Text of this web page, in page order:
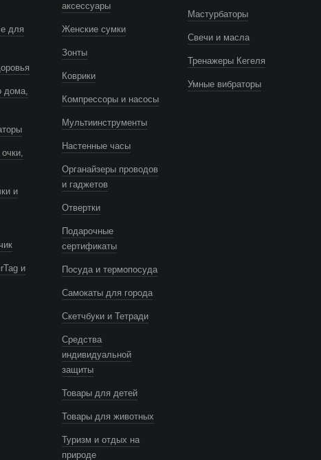
для
дома,
и
и
аксессуары
Женские сумки
Зонты
Коврики
Компрессоры и насосы
Мультиинструменты
Настенные часы
Органайзеры проводов
и гаджетов
Отвертки
Подарочные
сертификаты
Посуда и термопосуда
Самокаты для города
Скетчбуки и Тетради
Средства
индивидуальной
защиты
Товары для детей
Товары для животных
Туризм и отдых на
природе
Мастурбаторы
Свечи и масла
Тренажеры Кегеля
Умные вибраторы